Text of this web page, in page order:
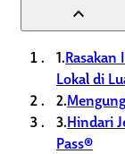
expand_less
1.
Lokal di
2.
3.Hindari
Pass®